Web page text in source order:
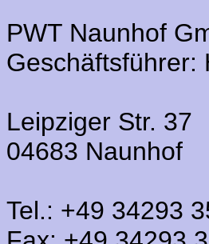
PWT Naunhof
Geschäftsführer:
Leipziger Str. 37
04683 Naunhof
Tel.: +49 34293